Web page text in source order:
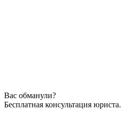
Вас обманули?
Бесплатная консультация юриста.